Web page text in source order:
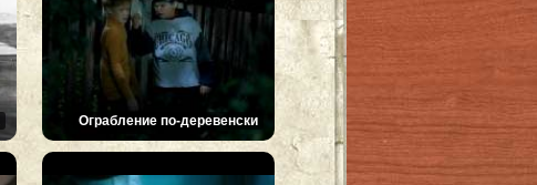
Ограбление по-деревенски